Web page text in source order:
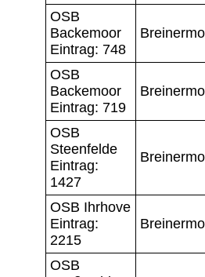
OSB
Backemoor
Eintrag: 748
OSB
Backemoor
Eintrag: 719
OSB
Steenfelde
Eintrag:
1427
OSB Ihrhove
Eintrag:
2215
OSB